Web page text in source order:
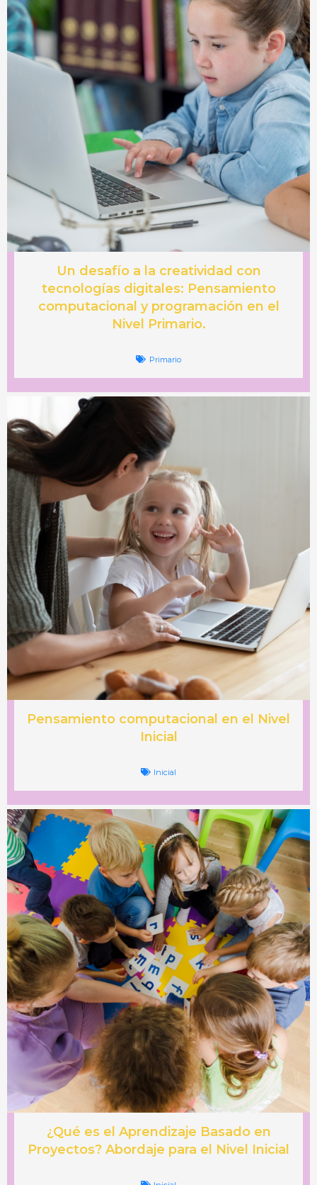
Un desafío a la creatividad con
tecnologías digitales: Pensamiento
computacional y programación en el
Nivel Primario.
Primario
Pensamiento computacional en el Nivel
Inicial
Inicial
¿Qué es el Aprendizaje Basado en
Proyectos? Abordaje para el Nivel Inicial